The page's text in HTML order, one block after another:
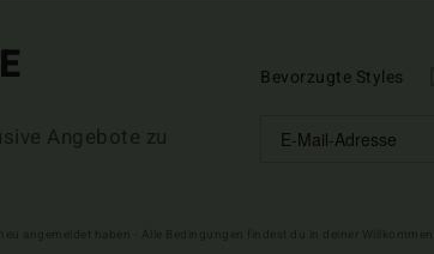
Angebote zu
Bevorzugte Styles